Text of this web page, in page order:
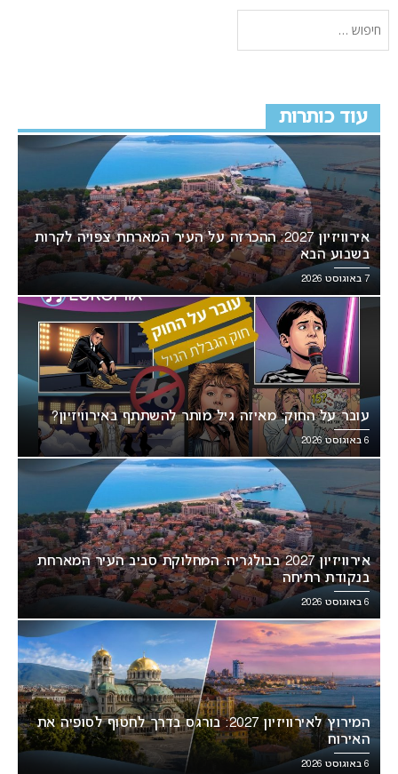
עוד כותרות
אירוויזיון 2027: ההכרזה על העיר המארחת צפויה לקרות
בשבוע הבא
7 באוגוסט 2026
עובר על החוק: מאיזה גיל מותר להשתתף באירוויזיון?
6 באוגוסט 2026
אירוויזיון 2027 בבולגריה: המחלוקת סביב העיר המארחת
בנקודת רתיחה
6 באוגוסט 2026
המירוץ לאירוויזיון 2027: בורגס בדרך לחטוף לסופיה את
האירוח
6 באוגוסט 2026